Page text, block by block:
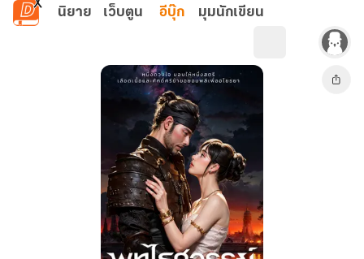
ข้ามไปยังเนื้อหาหลัก
นิยาย เว็บตูน อีบุ๊ก มุมนักเขียน